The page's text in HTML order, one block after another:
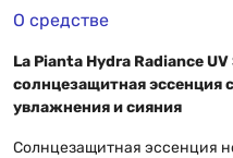
О средстве
La Pianta Hydra Radiance
солнцезащитная эссенция
увлажнения и сияния
Солнцезащитная эссенция